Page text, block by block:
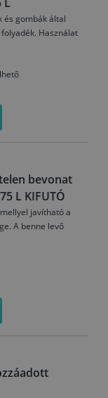
és gombák által
Használat
bevonat
L KIFUTÓ
javítható a
A benne levő